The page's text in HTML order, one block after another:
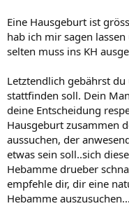
Eine Hausgeburt ist
hab ich mir sagen
selten muss ins KH
Letztendlich gebährst
stattfinden soll. Dein
deine Entscheidung
Hausgeburt zusammen
aussuchen, der
etwas sein soll..sich
Hebamme drueber
empfehle dir, dir eine
Hebamme